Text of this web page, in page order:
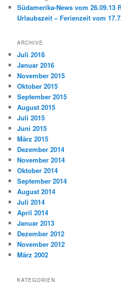
Südamerika-News vom 26.09.13
Urlaubszeit – Ferienzeit vom
ARCHIVE
Juli 2018
Januar 2016
November 2015
Oktober 2015
September 2015
August 2015
Juli 2015
Juni 2015
März 2015
Dezember 2014
November 2014
Oktober 2014
September 2014
August 2014
Juli 2014
April 2014
Januar 2013
Dezember 2012
November 2012
März 2002
KATEGORIEN